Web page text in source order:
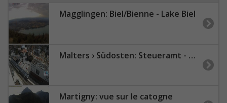
Magglingen: Biel/Bienne - Lake Biel
Malters › Südosten: Steueramt - Malters Luzern
Martigny: vue sur le catogne